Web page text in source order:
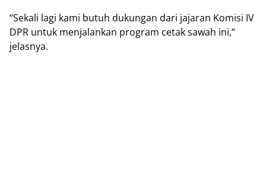
“Sekali lagi kami butuh dukungan dari jajaran Komisi IV
DPR untuk menjalankan program cetak sawah ini,”
jelasnya.